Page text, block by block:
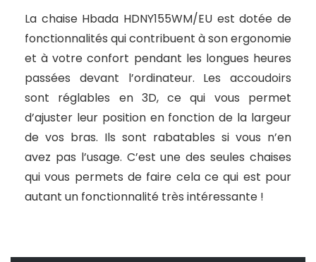
La chaise Hbada HDNY155WM/EU est dotée de
fonctionnalités qui contribuent à son ergonomie
et à votre confort pendant les longues heures
passées devant l’ordinateur. Les accoudoirs
sont réglables en 3D, ce qui vous permet
d’ajuster leur position en fonction de la largeur
de vos bras. Ils sont rabatables si vous n’en
avez pas l’usage. C’est une des seules chaises
qui vous permets de faire cela ce qui est pour
autant un fonctionnalité très intéressante !